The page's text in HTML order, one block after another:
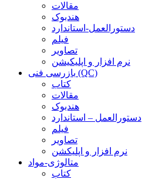
مقالات
هندبوک
دستورالعمل-استاندارد
فیلم
تصاویر
نرم افزار و اپلیکیشن
بازرسی فنی (QC)
کتاب
مقالات
هندبوک
دستورالعمل – استاندارد
فیلم
تصاویر
نرم افزار و اپلیکشن
متالوژی-مواد
کتاب